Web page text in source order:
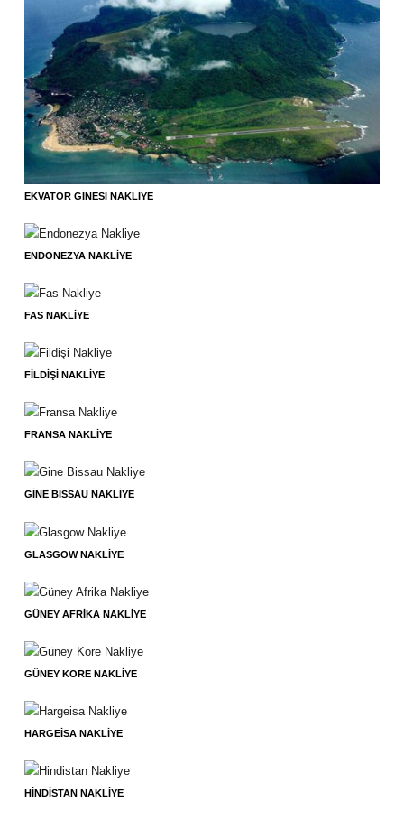
EKVATOR GINESI NAKLIYE
ENDONEZYA NAKLIYE
FAS NAKLIYE
FILDIŞI NAKLIYE
FRANSA NAKLIYE
GINE BISSAU NAKLIYE
GLASGOW NAKLIYE
GÜNEY AFRIKA NAKLIYE
GÜNEY KORE NAKLIYE
HARGEISA NAKLIYE
HINDISTAN NAKLIYE